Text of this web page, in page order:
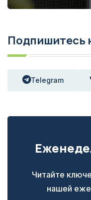
Подпишитесь
Telegram
Читайте
нашей